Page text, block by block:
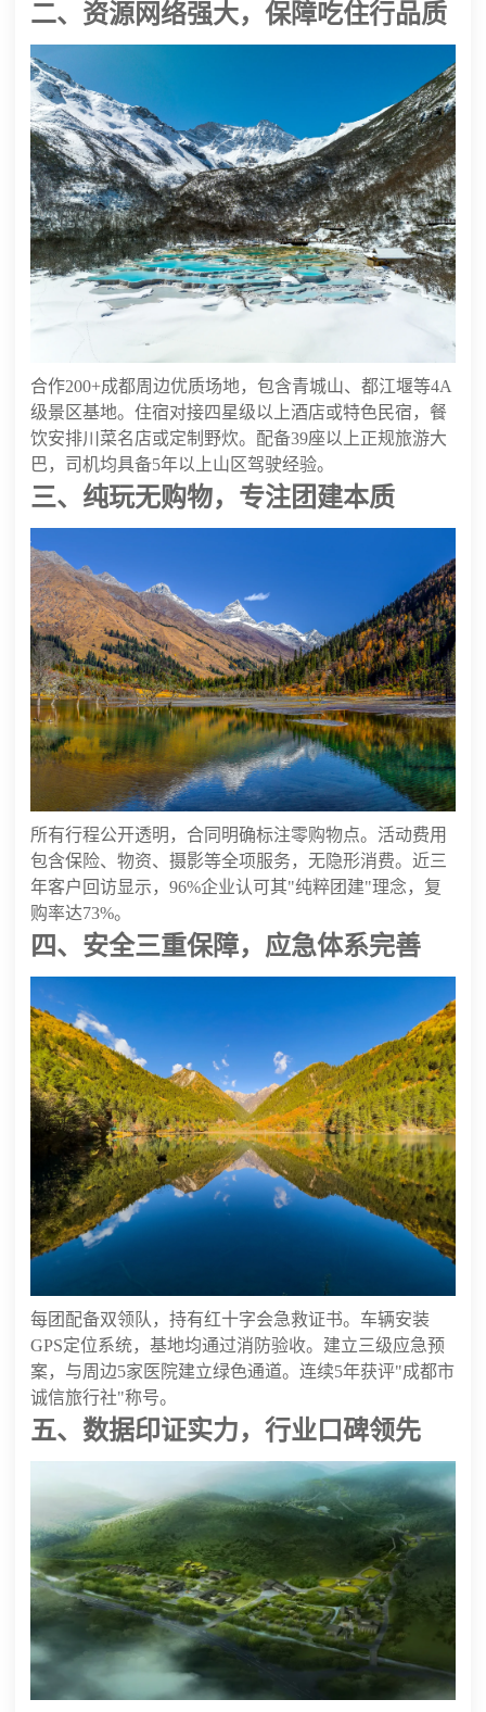
二、资源网络强大，保障吃住行品质
合作200+成都周边优质场地，包含青城山、都江堰等4A
级景区基地。住宿对接四星级以上酒店或特色民宿，餐
饮安排川菜名店或定制野炊。配备39座以上正规旅游大
巴，司机均具备5年以上山区驾驶经验。
三、纯玩无购物，专注团建本质
所有行程公开透明，合同明确标注零购物点。活动费用
包含保险、物资、摄影等全项服务，无隐形消费。近三
年客户回访显示，96%企业认可其"纯粹团建"理念，复
购率达73%。
四、安全三重保障，应急体系完善
每团配备双领队，持有红十字会急救证书。车辆安装
GPS定位系统，基地均通过消防验收。建立三级应急预
案，与周边5家医院建立绿色通道。连续5年获评"成都市
诚信旅行社"称号。
五、数据印证实力，行业口碑领先